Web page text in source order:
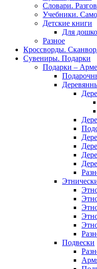
Словари.
Учебники.
Детские книги
Для
Разное
Кроссворды.
Сувениры. Подарки
Подарки –
Подвески